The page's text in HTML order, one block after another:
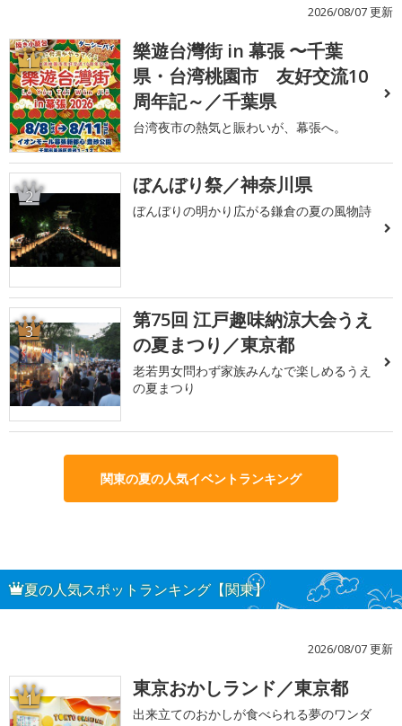
2026/08/07 更新
1
樂遊台灣街 in 幕張 〜千葉
県・台湾桃園市 友好交流10
周年記～／千葉県
台湾夜市の熱気と賑わいが、幕張へ。
2 ぼんぼり祭／神奈川県
ぼんぼりの明かり広がる鎌倉の夏の風物詩
3
第75回 江戸趣味納涼大会うえ
の夏まつり／東京都
老若男女問わず家族みんなで楽しめるうえ
の夏まつり
関東の夏の人気イベントランキング
夏の人気スポットランキング【関東】
2026/08/07 更新
1 東京おかしランド／東京都
出来立てのおかしが食べられる夢のワンダ